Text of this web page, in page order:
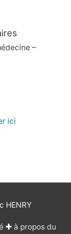
–
ici
HENRY
✚ à propos du